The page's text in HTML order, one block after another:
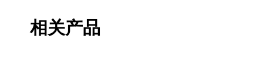
相关产品